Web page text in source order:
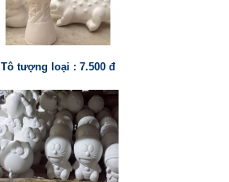
Tô tượng loại : 7.500 đ